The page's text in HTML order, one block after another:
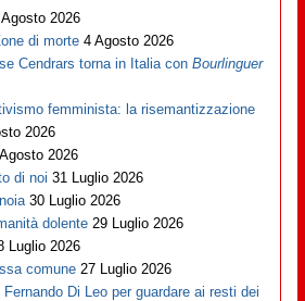
2026
di morte 4 Agosto 2026
Cendrars torna in Italia conBourlinguer
femminista: la risemantizzazione
2026
2026
di noi 31 Luglio 2026
30 Luglio 2026
dolente 29 Luglio 2026
Luglio 2026
comune 27 Luglio 2026
Fernando Di Leo per guardare ai resti dei